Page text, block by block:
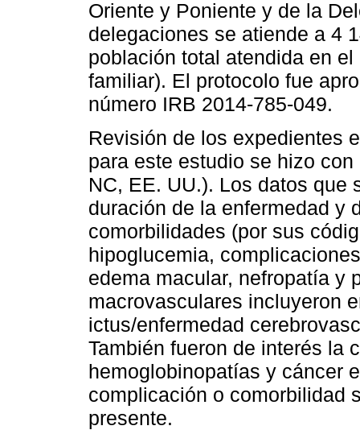
Oriente y Poniente y de la
delegaciones se atiende a 4
población total atendida en
familiar). El protocolo fue
número IRB 2014-785-049.
Revisión de los expedientes
para este estudio se hizo
NC, EE. UU.). Los datos que
duración de la enfermedad y
comorbilidades (por sus
hipoglucemia,
edema macular, nefropatía y
macrovasculares incluyeron
ictus/enfermedad
También fueron de interés la
hemoglobinopatías y cáncer
complicación o comorbilidad
presente.